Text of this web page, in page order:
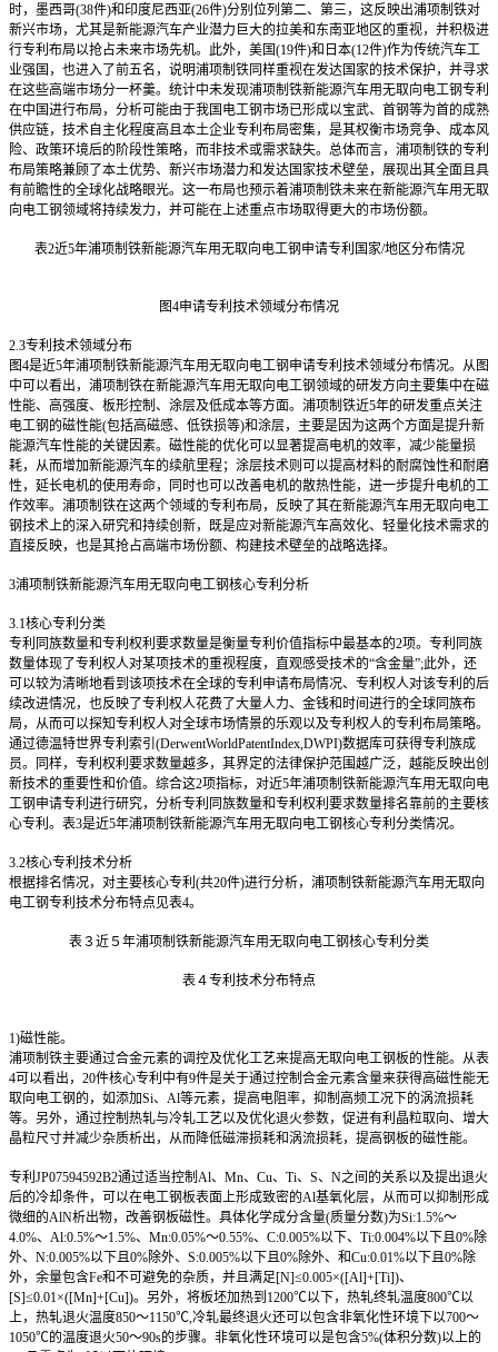
时，墨西哥(38件)和印度尼西亚(26件)分别位列第二、第三，这反映出浦项制铁对
新兴市场，尤其是新能源汽车产业潜力巨大的拉美和东南亚地区的重视，并积极进
行专利布局以抢占未来市场先机。此外，美国(19件)和日本(12件)作为传统汽车工
业强国，也进入了前五名，说明浦项制铁同样重视在发达国家的技术保护，并寻求
在这些高端市场分一杯羹。统计中未发现浦项制铁新能源汽车用无取向电工钢专利
在中国进行布局，分析可能由于我国电工钢市场已形成以宝武、首钢等为首的成熟
供应链，技术自主化程度高且本土企业专利布局密集，是其权衡市场竞争、成本风
险、政策环境后的阶段性策略，而非技术或需求缺失。总体而言，浦项制铁的专利
布局策略兼顾了本土优势、新兴市场潜力和发达国家技术壁垒，展现出其全面且具
有前瞻性的全球化战略眼光。这一布局也预示着浦项制铁未来在新能源汽车用无取
向电工钢领域将持续发力，并可能在上述重点市场取得更大的市场份额。
表2近5年浦项制铁新能源汽车用无取向电工钢申请专利国家/地区分布情况
图4申请专利技术领域分布情况
2.3专利技术领域分布
图4是近5年浦项制铁新能源汽车用无取向电工钢申请专利技术领域分布情况。从图
中可以看出，浦项制铁在新能源汽车用无取向电工钢领域的研发方向主要集中在磁
性能、高强度、板形控制、涂层及低成本等方面。浦项制铁近5年的研发重点关注
电工钢的磁性能(包括高磁感、低铁损等)和涂层，主要是因为这两个方面是提升新
能源汽车性能的关键因素。磁性能的优化可以显著提高电机的效率，减少能量损
耗，从而增加新能源汽车的续航里程；涂层技术则可以提高材料的耐腐蚀性和耐磨
性，延长电机的使用寿命，同时也可以改善电机的散热性能，进一步提升电机的工
作效率。浦项制铁在这两个领域的专利布局，反映了其在新能源汽车用无取向电工
钢技术上的深入研究和持续创新，既是应对新能源汽车高效化、轻量化技术需求的
直接反映，也是其抢占高端市场份额、构建技术壁垒的战略选择。
3浦项制铁新能源汽车用无取向电工钢核心专利分析
3.1核心专利分类
专利同族数量和专利权利要求数量是衡量专利价值指标中最基本的2项。专利同族
数量体现了专利权人对某项技术的重视程度，直观感受技术的“含金量”;此外，还
可以较为清晰地看到该项技术在全球的专利申请布局情况、专利权人对该专利的后
续改进情况，也反映了专利权人花费了大量人力、金钱和时间进行的全球同族布
局，从而可以探知专利权人对全球市场情景的乐观以及专利权人的专利布局策略。
通过德温特世界专利索引(DerwentWorldPatentIndex,DWPI)数据库可获得专利族成
员。同样，专利权利要求数量越多，其界定的法律保护范围越广泛，越能反映出创
新技术的重要性和价值。综合这2项指标，对近5年浦项制铁新能源汽车用无取向电
工钢申请专利进行研究，分析专利同族数量和专利权利要求数量排名靠前的主要核
心专利。表3是近5年浦项制铁新能源汽车用无取向电工钢核心专利分类情况。
3.2核心专利技术分析
根据排名情况，对主要核心专利(共20件)进行分析，浦项制铁新能源汽车用无取向
电工钢专利技术分布特点见表4。
表３近５年浦项制铁新能源汽车用无取向电工钢核心专利分类
表４专利技术分布特点
1)磁性能。
浦项制铁主要通过合金元素的调控及优化工艺来提高无取向电工钢板的性能。从表
4可以看出，20件核心专利中有9件是关于通过控制合金元素含量来获得高磁性能无
取向电工钢的，如添加Si、Al等元素，提高电阻率，抑制高频工况下的涡流损耗
等。另外，通过控制热轧与冷轧工艺以及优化退火参数，促进有利晶粒取向、增大
晶粒尺寸并减少杂质析出，从而降低磁滞损耗和涡流损耗，提高钢板的磁性能。
专利JP07594592B2通过适当控制Al、Mn、Cu、Ti、S、N之间的关系以及提出退火
后的冷却条件，可以在电工钢板表面上形成致密的Al基氧化层，从而可以抑制形成
微细的AlN析出物，改善钢板磁性。具体化学成分含量(质量分数)为Si:1.5%～
4.0%、Al:0.5%～1.5%、Mn:0.05%～0.55%、C:0.005%以下、Ti:0.004%以下且0%除
外、N:0.005%以下且0%除外、S:0.005%以下且0%除外、和Cu:0.01%以下且0%除
外，余量包含Fe和不可避免的杂质，并且满足[N]≤0.005×([Al]+[Ti])、
[S]≤0.01×([Mn]+[Cu])。另外，将板坯加热到1200℃以下，热轧终轧温度800℃以
上，热轧退火温度850～1150℃,冷轧最终退火还可以包含非氧化性环境下以700～
1050℃的温度退火50～90s的步骤。非氧化性环境可以是包含5%(体积分数)以上的